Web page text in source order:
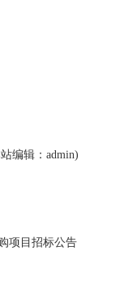
编辑：admin)
项目招标公告